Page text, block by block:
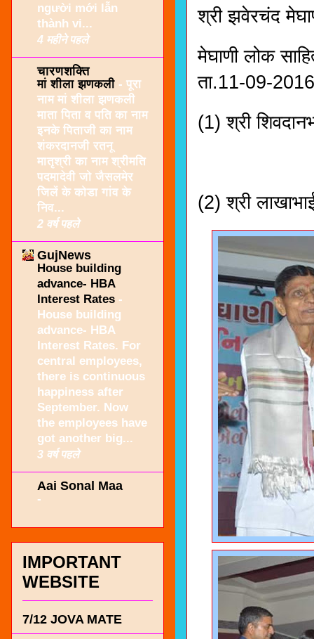
श्री झवेरचंद
मेघाणी लोक
ता.11-09-
(1) श्री
(2) श्री
người mới lẫn
thành vi...
4 महीने पहले
चारणशक्ति
मां शीला झणकली - पूरा
नाम मां शीला झणकली
माता पिता व पति का नाम
इनके पिताजी का नाम
शंकरदानजी रतनू
मातृश्री का नाम श्रीमति
पदमादेवी जो जैसलमेर
जिलें के कोडा गांव के
निव...
2 वर्ष पहले
GujNews
House building
advance- HBA
Interest Rates -
House building
advance- HBA
Interest Rates. For
central employees,
there is continuous
happiness after
September. Now
the employees have
got another big...
3 वर्ष पहले
Aai Sonal Maa
-
IMPORTANT
WEBSITE
7/12 JOVA MATE